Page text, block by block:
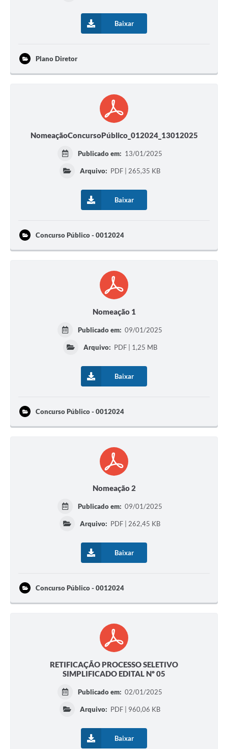
Baixar
Plano Diretor
NomeaçãoConcursoPúblico_012024_13012025
Publicado em: 13/01/2025
Arquivo: PDF | 265,35 KB
Baixar
Concurso Público - 0012024
Nomeação 1
Publicado em: 09/01/2025
Arquivo: PDF | 1,25 MB
Baixar
Concurso Público - 0012024
Nomeação 2
Publicado em: 09/01/2025
Arquivo: PDF | 262,45 KB
Baixar
Concurso Público - 0012024
RETIFICAÇÃO PROCESSO SELETIVO
SIMPLIFICADO EDITAL Nº 05
Publicado em: 02/01/2025
Arquivo: PDF | 960,06 KB
Baixar